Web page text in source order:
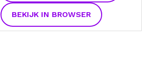
BEKIJK IN BROWSER